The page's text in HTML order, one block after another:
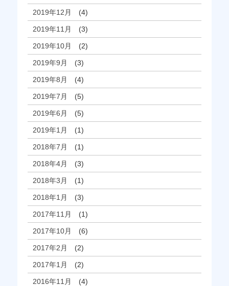
2019年12月 (4)
2019年11月 (3)
2019年10月 (2)
2019年9月 (3)
2019年8月 (4)
2019年7月 (5)
2019年6月 (5)
2019年1月 (1)
2018年7月 (1)
2018年4月 (3)
2018年3月 (1)
2018年1月 (3)
2017年11月 (1)
2017年10月 (6)
2017年2月 (2)
2017年1月 (2)
2016年11月 (4)